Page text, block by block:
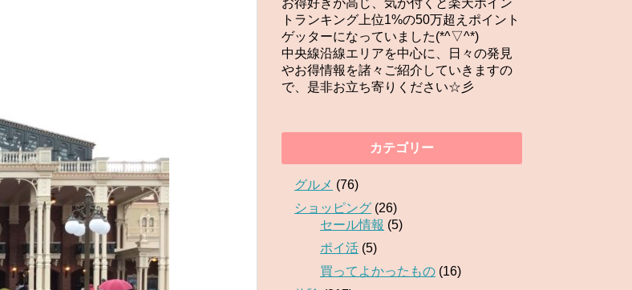
お得好きが高じ、気が付くと楽天ポイン
トランキング上位1%の50万超えポイント
ゲッターになっていました(*^▽^*)
中央線沿線エリアを中心に、日々の発見
やお得情報を諸々ご紹介していきますの
で、是非お立ち寄りください☆彡
カテゴリー
グルメ (76)
ショッピング (26)
セール情報 (5)
ポイ活 (5)
買ってよかったもの (16)